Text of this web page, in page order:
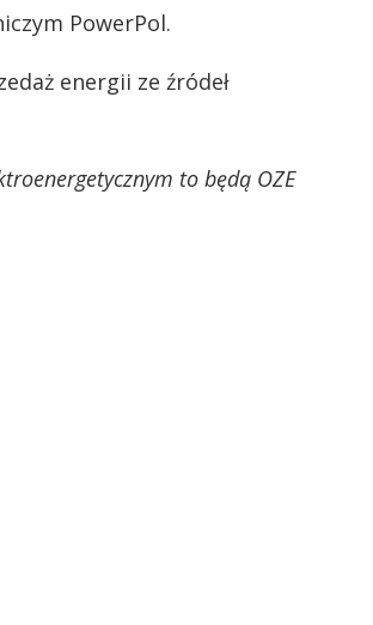
PowerPol.
energii ze źródeł
to będą OZE